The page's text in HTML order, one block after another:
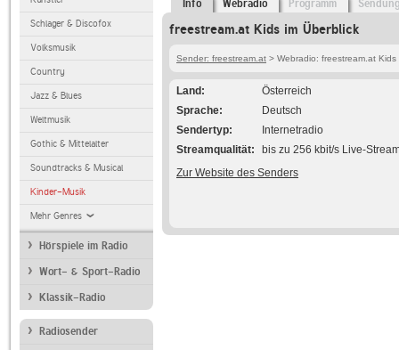
Schlager & Discofox
Volksmusik
Country
Jazz & Blues
Weltmusik
Gothic & Mittelalter
Soundtracks & Musical
Kinder-Musik
Mehr Genres
Hörspiele im Radio
Wort- & Sport-Radio
Klassik-Radio
Radiosender
Info Webradio Programm
freestream.at Kids im Überblick
Sender: freestream.at > Webradio: freestream.at Kids
Land
Österreich
Sprache
Deutsch
Sendertyp
Internetradio
Streamqualität
bis zu 256 kbit/s Live-
Zur Website des Senders